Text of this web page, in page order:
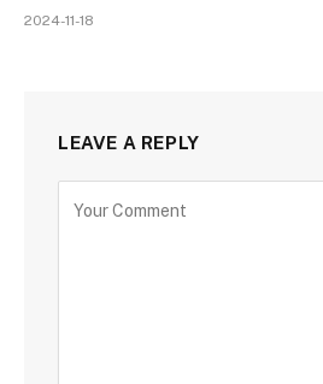
2024-11-18
LEAVE A REPLY